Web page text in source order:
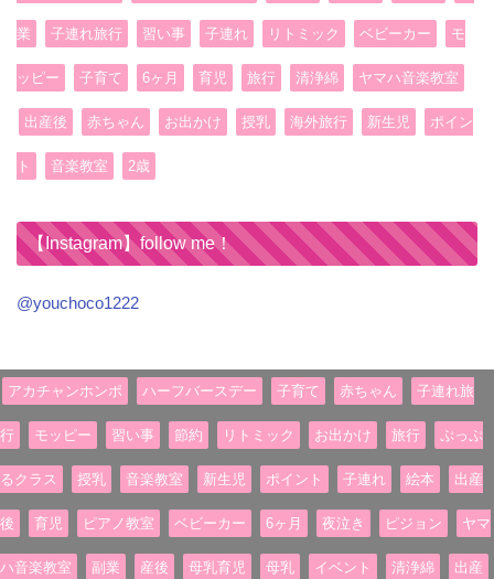
業 子連れ旅行 習い事 子連れ リトミック ベビーカー モ
ッピー 子育て 6ヶ月 育児 旅行 清浄綿 ヤマハ音楽教室
出産後 赤ちゃん お出かけ 授乳 海外旅行 新生児 ポイン
ト 音楽教室 2歳
【Instagram】follow me！
@youchoco1222
アカチャンホンポ ハーフバースデー 子育て 赤ちゃん 子連れ旅
行 モッピー 習い事 節約 リトミック お出かけ 旅行 ぷっぷ
るクラス 授乳 音楽教室 新生児 ポイント 子連れ 絵本 出産
後 育児 ピアノ教室 ベビーカー 6ヶ月 夜泣き ピジョン ヤマ
ハ音楽教室 副業 産後 母乳育児 母乳 イベント 清浄綿 出産